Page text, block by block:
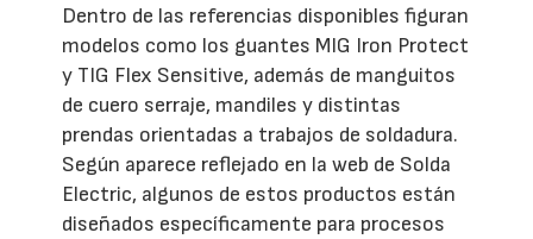
Dentro de las referencias disponibles figuran
modelos como los guantes MIG Iron Protect
y TIG Flex Sensitive, además de manguitos
de cuero serraje, mandiles y distintas
prendas orientadas a trabajos de soldadura.
Según aparece reflejado en la web de Solda
Electric, algunos de estos productos están
diseñados específicamente para procesos